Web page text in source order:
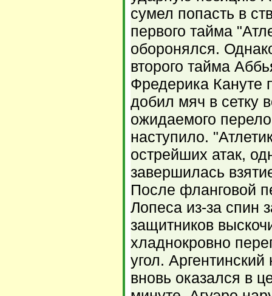
сумел попасть в
первого тайма
оборонялся.
второго тайма
Фредерика Кануте
добил мяч в сетку
ожидаемого
наступило.
острейших атак,
завершилась
После фланговой
Лопеса из-за спин
защитников
хладнокровно
угол.
вновь оказался в